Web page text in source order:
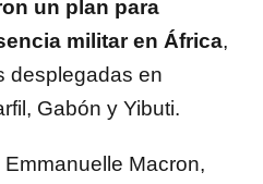
un plan para
militar en África,
desplegadas en
Gabón y Yibuti.
Macron,